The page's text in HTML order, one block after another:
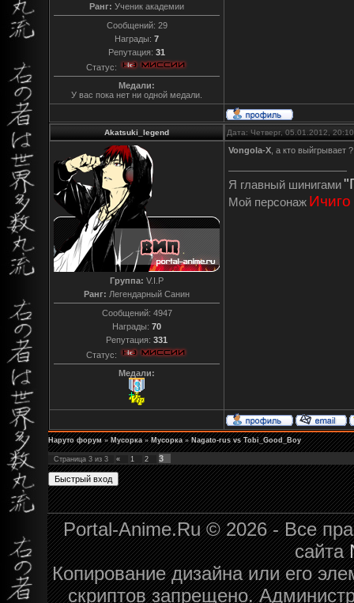
Ранг: Ученик академии
Сообщений: 29
Награды: 7
Репутация: 31
Статус:
Медали:
У вас пока нет ни одной медали.
Akatsuki_legend Дата: Четверг, 05.01.2012,
Группа: V.I.P
Ранг: Легендарный Санин
Сообщений: 4947
Награды: 70
Репутация: 331
Статус:
Медали:
Vongola-X , а кто выйгрывает ?
Я главный шинигами
Мой персонаж
Наруто форум » Мусорка » Мусорка » Nagato-rus vs Tobi_Good_Boy
Страница 3 из 3 « 1 2 3
Portal-Anime.Ru © 2026 - Все
сайта
Копирование дизайна или его
скриптов запрещено.